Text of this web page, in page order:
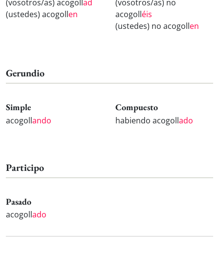
(vosotros/as) acogollad
(ustedes) acogollen
(vosotros/as) no
acogolléis
(ustedes) no acogollen
Gerundio
Simple
acogollando
Compuesto
habiendo acogollado
Participo
Pasado
acogollado